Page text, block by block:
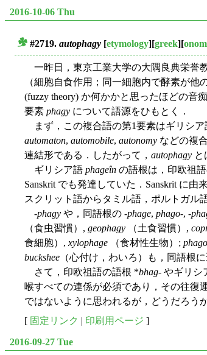
2016-10-06 Thu
#2719. autophagy [etymology][greek][
一昨日，東京工業大学の大隅良典栄誉
（細胞自食作用；同一細胞内で酵素が
(fuzzy theory) か何かかと思ったほどの
要素 phagy について語源をひもとく．
まず，この複合語の第1要素はギリシア
automaton, automobile, autonomy などの複
連結形である．したがって， autophagy と
ギリシア語 phageîn の語根は，印欧祖
Sanskrit でも発達していた．Sanskrit に由
スクリット語からタミル語，ポルトガル
-phagy や，同語根の -phage, phago-, -
（食虫習慣）, geophagy （土食習慣）,
食細胞）,xylophage （食材性生物）;
buckshee （心付け，わいろ）も，同語根に
さて，印欧祖語の語根 *bhag- やギリシ
喉すべての連係が必須であり，その往復
ではないように思われるが，どうだろう
[ 固定リンク | 印刷用ページ ]
2016-09-27 Tue